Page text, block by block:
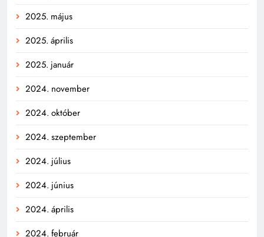
2025. május
2025. április
2025. január
2024. november
2024. október
2024. szeptember
2024. július
2024. június
2024. április
2024. február